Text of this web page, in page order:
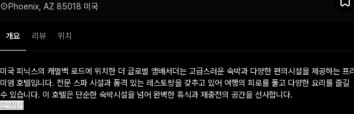
Phoenix, AZ 85018 미국
개요 리뷰 위치
미국 피닉스의 캐멀백 로드에 위치한 더 글로벌 앰배서더는 고급스러운 숙박과 다양한 편의시설을 제공하는 프리
미엄 호텔입니다. 전문 스파 시설과 품격 있는 레스토랑을 갖추고 있어 여행의 피로를 풀고 다양한 요리를 즐길
수 있습니다. 이 호텔은 단순한 숙박시설을 넘어 완벽한 휴식과 재충전의 공간을 선사합니다.
번역하기